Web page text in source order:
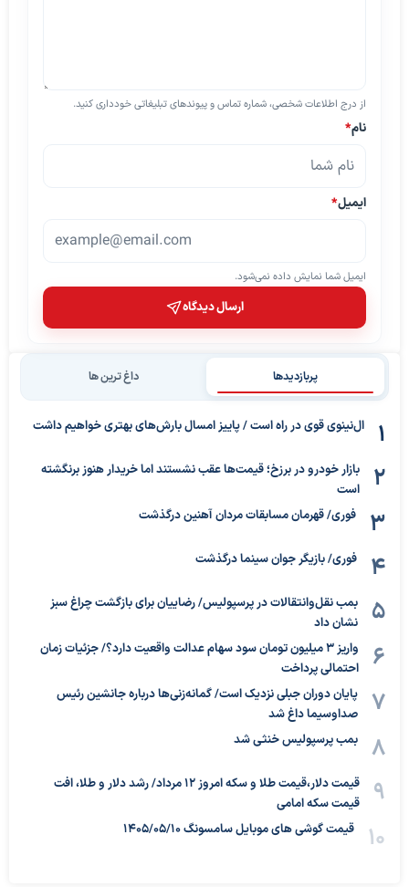
از درج اطلاعات شخصی، شماره تماس و پیوندهای تبلیغاتی خودداری کنید.
نام*
ایمیل*
ایمیل شما نمایش داده نمی‌شود.
ارسال دیدگاه
پربازدیدها داغ ترین ها
ال‌نینوی قوی در راه است / پاییز امسال بارش‌های بهتری خواهیم داشت
بازار خودرو در برزخ؛ قیمت‌ها عقب نشستند اما خریدار هنوز برنگشته
است
فوری/ قهرمان مسابقات مردان آهنین درگذشت
فوری/ بازیگر جوان سینما درگذشت
بمب نقل‌وانتقالات در پرسپولیس/ رضاییان برای بازگشت چراغ سبز
نشان داد
واریز ۳ میلیون تومان سود سهام عدالت واقعیت دارد؟/ جزئیات زمان
احتمالی پرداخت
پایان دوران جبلی نزدیک است/ گمانه‌زنی‌ها درباره جانشین رئیس
صداوسیما داغ شد
بمب پرسپولیس خنثی شد
قیمت دلار،قیمت طلا و سکه امروز ۱۲ مرداد/ رشد دلار و طلا، افت
قیمت سکه امامی
قیمت گوشی های موبایل سامسونگ 1405/05/10